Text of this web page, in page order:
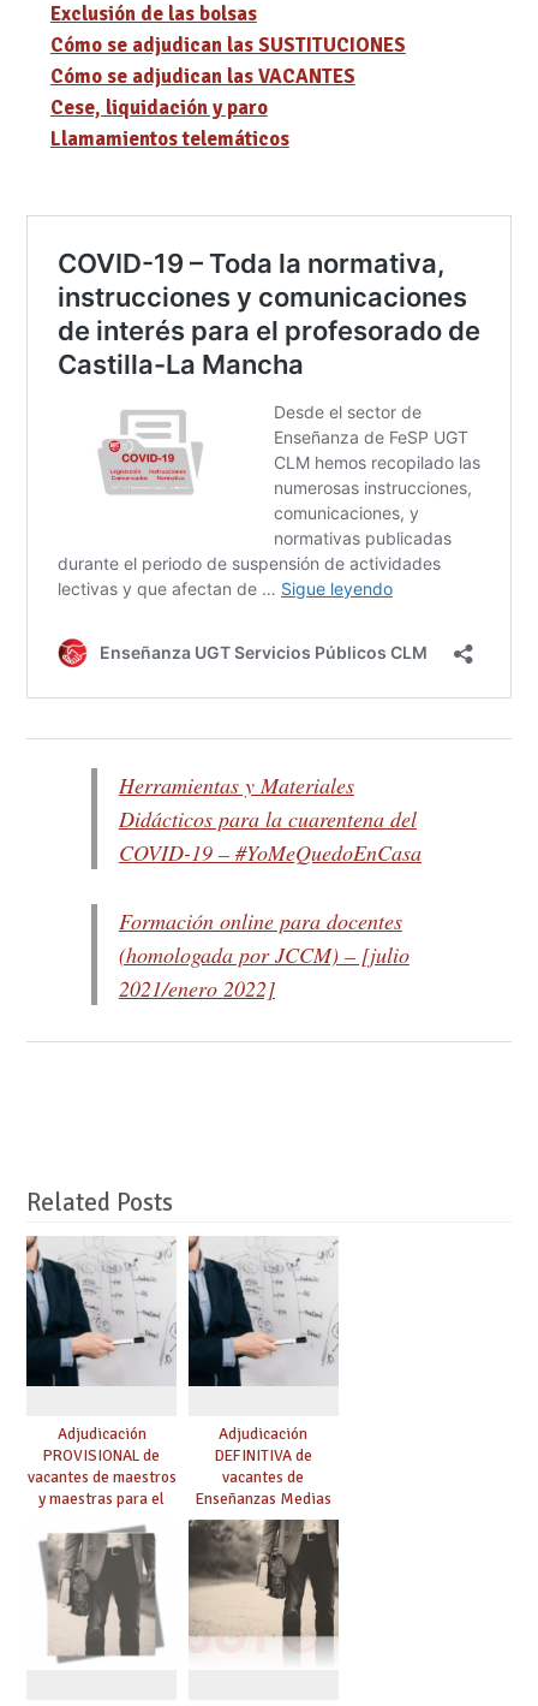
Exclusión de las bolsas
Cómo se adjudican las SUSTITUCIONES
Cómo se adjudican las VACANTES
Cese, liquidación y paro
Llamamientos telemáticos
Herramientas y Materiales
Didácticos para la cuarentena del
COVID-19 – #YoMeQuedoEnCasa
Formación online para docentes
(homologada por JCCM) – [julio
2021/enero 2022]
Related Posts
Adjudicación
PROVISIONAL de
vacantes de maestros
y maestras para el
curso 26-27
Adjudicación
DEFINITIVA de
vacantes de
Enseñanzas Medias
para el curso 26-27